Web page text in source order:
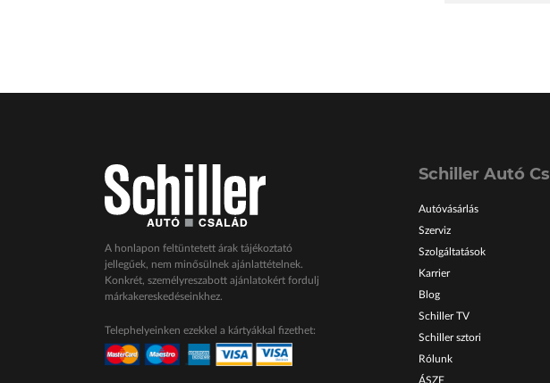
A honlapon feltüntetett árak tájékoztató
jellegűek, nem minősülnek ajánlattételnek.
Konkrét, személyreszabott ajánlatokért fordulj
márkakereskedéseinkhez.
Telephelyeinken ezekkel a kártyákkal fizethet:
Schiller Autó
Autóvásárlás
Szerviz
Szolgáltatások
Karrier
Blog
Schiller TV
Schiller sztori
Rólunk
ÁSZF